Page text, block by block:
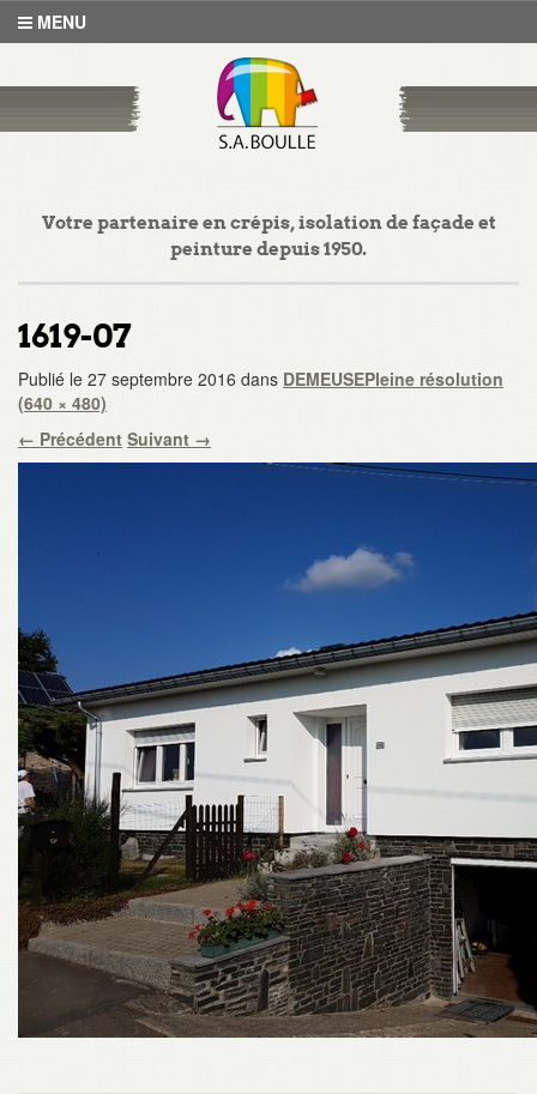
MENU
Votre partenaire en crépis, isolation de façade et
peinture depuis 1950.
1619-07
Publié le 27 septembre 2016 dans DEMEUSEPleine résolution
(640 × 480)
← Précédent Suivant →